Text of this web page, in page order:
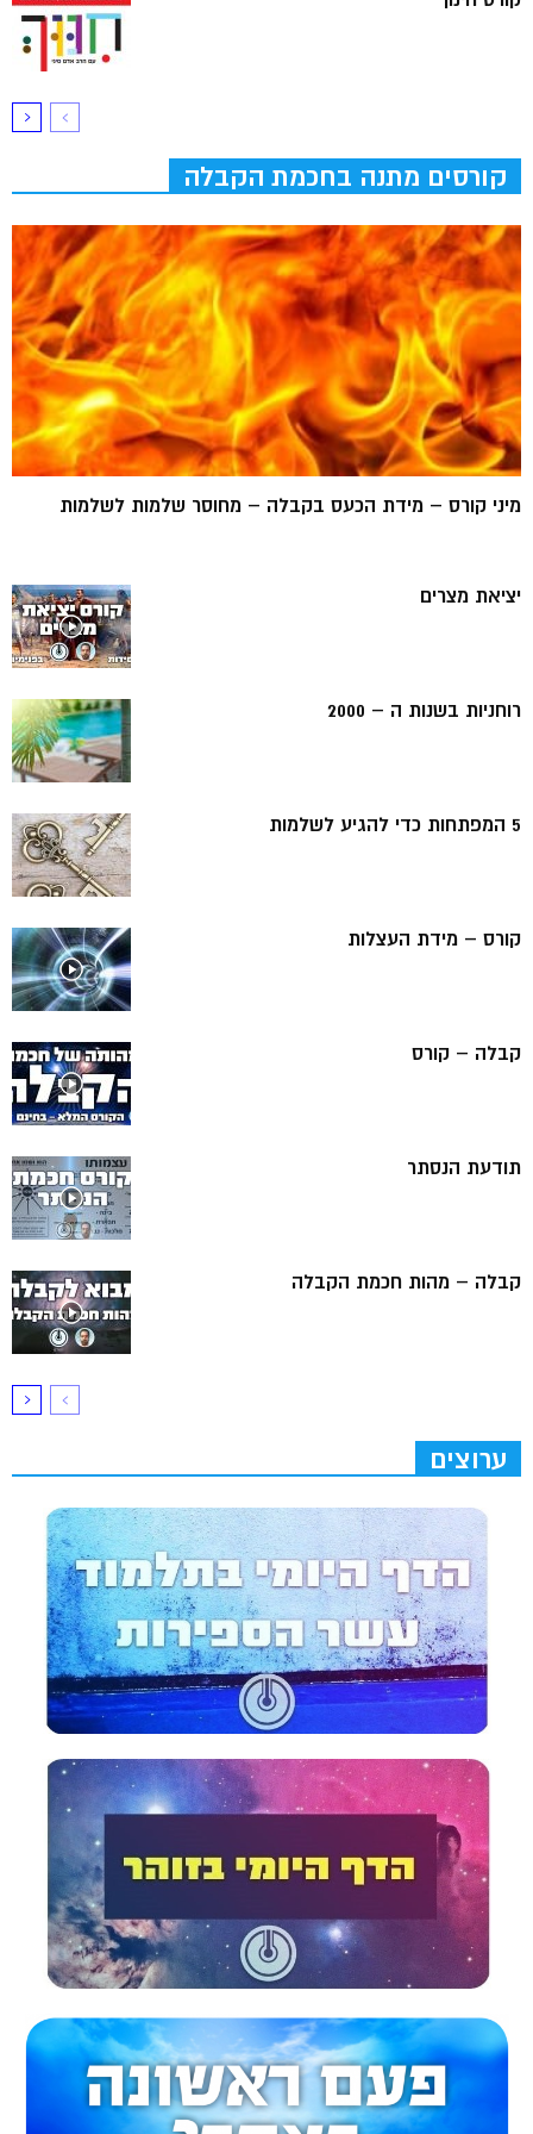
קורסים מתנה בחכמת הקבלה
מיני קורס – מידת הכעס בקבלה – מחוסר שלמות לשלמות
יציאת מצרים
רוחניות בשנות ה – 2000
5 המפתחות כדי להגיע לשלמות
קורס – מידת העצלות
קבלה – קורס
תודעת הנסתר
קבלה – מהות חכמת הקבלה
ערוצים